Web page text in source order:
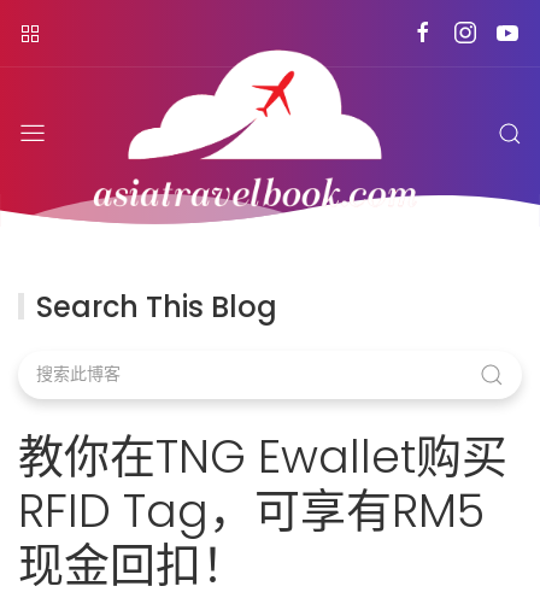
Search This Blog
教你在TNG Ewallet购买
RFID Tag，可享有RM5
现金回扣！